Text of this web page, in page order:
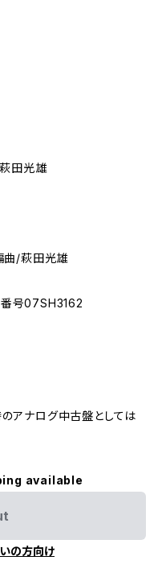
田光雄
曲/萩田光雄
番号07SH3162
アナログ中古盤としては
available
の方向け